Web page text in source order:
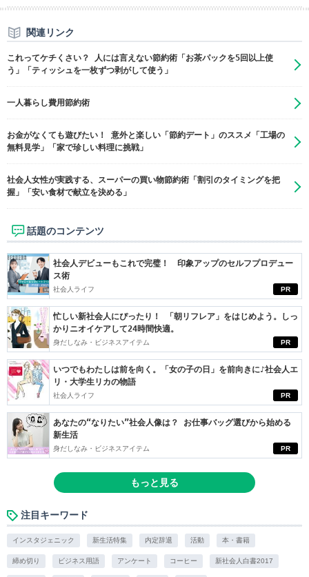
関連リンク
これってケチくさい？ 人には言えない節約術「お茶パックを5回以上使
う」「ティッシュを一枚ずつ剥がして使う」
一人暮らし費用節約術
お金がなくても遊びたい！ 意外と楽しい「節約デート」のススメ「工場の
無料見学」「家で珍しい料理に挑戦」
社会人女性が実践する、スーパーの買い物節約術「割引のタイミングを把
握」「安い食材で献立を決める」
話題のコンテンツ
PR
社会人デビューもこれで完璧！ 印象アップのセルフプロデュー
ス術
社会人ライフ
PR
忙しい新社会人にぴったり！ 「朝リフレア」をはじめよう。しっ
かりニオイケアして24時間快適。
身だしなみ・ビジネスアイテム
PR
いつでもわたしは前を向く。「女の子の日」を前向きに♪社会人エ
リ・大学生リカの物語
社会人ライフ
PR
あなたの“なりたい”社会人像は？ お仕事バッグ選びから始める
新生活
身だしなみ・ビジネスアイテム
もっと見る
注目キーワード
インスタジェニック 新生活特集 内定辞退 活動 本・書籍
締め切り ビジネス用語 アンケート コーヒー 新社会人白書2017